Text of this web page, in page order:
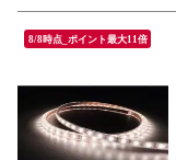
8/8時点_ポイント最大11倍